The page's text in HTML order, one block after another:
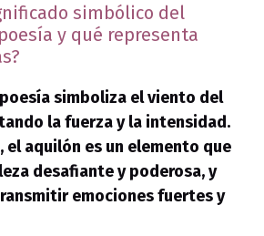
simbólico del
y qué representa
simboliza el viento del
la fuerza y la intensidad.
el aquilón es un elemento que
desafiante y poderosa, y
emociones fuertes y